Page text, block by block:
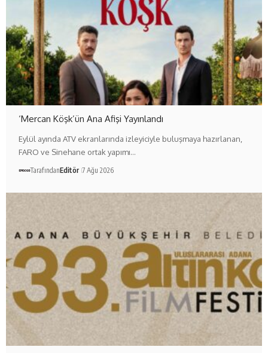
‘Mercan Köşk’ün Ana Afişi Yayınlandı
Eylül ayında ATV ekranlarında izleyiciyle buluşmaya hazırlanan,
FARO ve Sinehane ortak yapımı…
TarafındanEditör 7 Ağu 2026